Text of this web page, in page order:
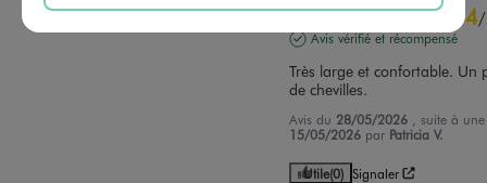
4/
Avis vérifié et récompensé
Très large et confortable. Un
de chevilles.
Avis du 28/05/2026
, suite à
15/05/2026 par Patricia V.
Utile(0) Signaler